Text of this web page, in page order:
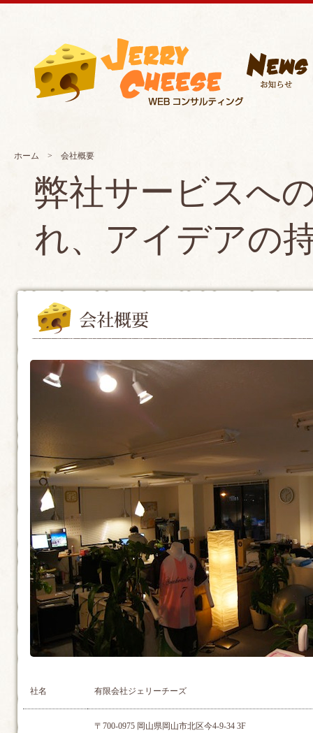
ホーム > 会社概要
弊社サービスへ
れ、アイデアの
社名 有限会社ジェリーチーズ
〒700-0975 岡山県岡山市北区今4-9-34 3F